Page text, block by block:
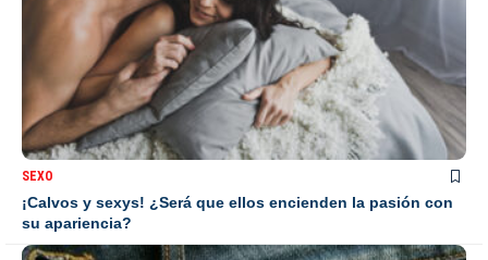
SEXO
¡Calvos y sexys! ¿Será que ellos encienden la pasión con
su apariencia?